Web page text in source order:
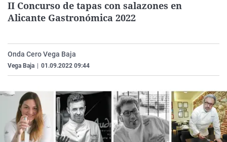
La rosa de los vientos
Como el perro y el
Caso
Equipo de
Extremadura
La Rioja
País Vasco
Virales
Elecciones
II Concurso de tapas con salazones en
Alicante Gastronómica 2022
Onda Cero Vega Baja
Vega Baja 01.09.2022 09:44